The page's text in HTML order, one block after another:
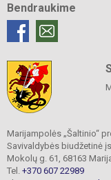
Bendraukime
Marijampolės „Šaltinio“
Savivaldybės biudžetinė
Mokolų g. 61, 68163
Tel. +370 607 22989